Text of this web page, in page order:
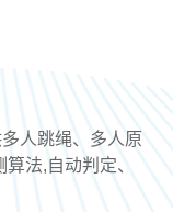
人跳绳、多人原
法,自动判定、